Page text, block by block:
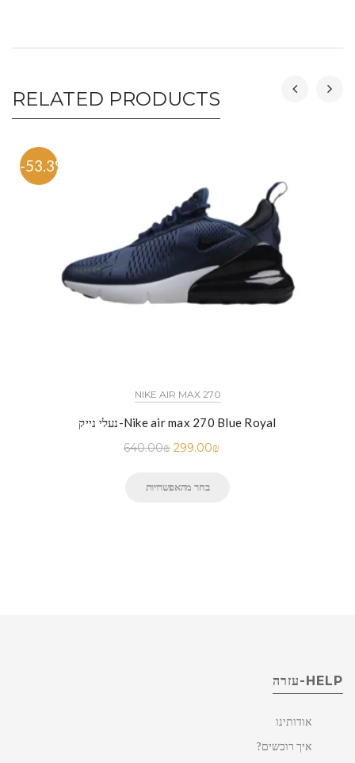
RELATED PRODUCTS
-53.3%
NIKE AIR MAX 270
נעלי נייק-Nike air max 270 Blue Royal
640.00₪ 299.00₪
בחר מהאפשרויות
HELP-עזרה
אודותינו
איך רוכשים?